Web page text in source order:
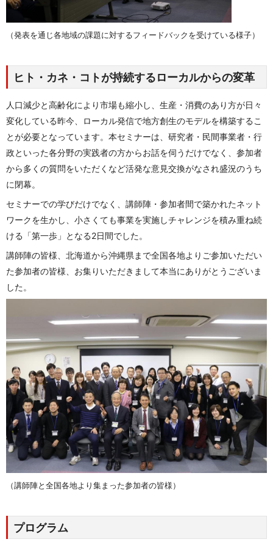
（発表を通じ各地域の課題に対するフィードバックを受けている様子）
ヒト・カネ・コトが持続するローカルからの変革
人口減少と高齢化により市場も縮小し、生産・消費のあり方が日々
変化している昨今、ローカル発信で地方創生のモデルを構築するこ
とが必要となっています。本セミナーは、研究者・民間事業者・行
政といった各分野の実践者の方からお話を伺うだけでなく、参加者
から多くの質問をいただくなど活発な意見交換がなされ盛況のうち
に閉幕。
セミナーでの学びだけでなく、講師陣・参加者間で築かれたネット
ワークを生かし、小さくても事業を実施しチャレンジを積み重ね続
ける「第一歩」となる2日間でした。
講師陣の皆様、北海道から沖縄県まで全国各地よりご参加いただい
た参加者の皆様、お集りいただきまして本当にありがとうございま
した。
（講師陣と全国各地より集まった参加者の皆様）
プログラム